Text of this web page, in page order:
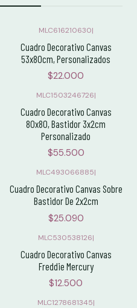
MLC616210630|
Cuadro Decorativo Canvas
53x80cm, Personalizados
$22.000
MLC1503246726|
Cuadro Decorativo Canvas
80x80, Bastidor 3x2cm
Personalizado
$55.500
MLC493066885|
Cuadro Decorativo Canvas Sobre
Bastidor De 2x2cm
$25.090
MLC530538126|
Cuadro Decorativo Canvas
Freddie Mercury
$12.500
MLC1278681345|